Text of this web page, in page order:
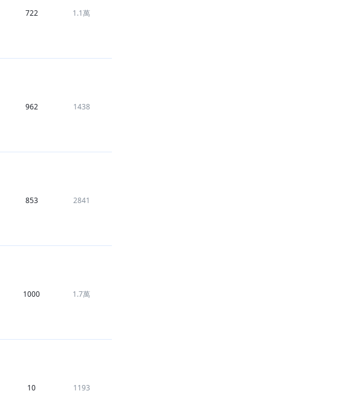
722 1.1萬
962 1438
853 2841
1000 1.7萬
10 1193